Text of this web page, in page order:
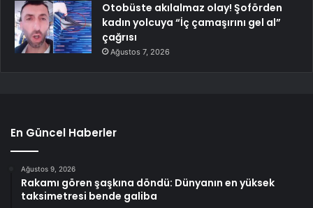
Otobüste akılalmaz olay! Şoförden
kadın yolcuya “İç çamaşırını gel al”
çağrısı
Ağustos 7, 2026
En Güncel Haberler
Ağustos 9, 2026
Rakamı gören şaşkına döndü: Dünyanın en yüksek
taksimetresi bende galiba